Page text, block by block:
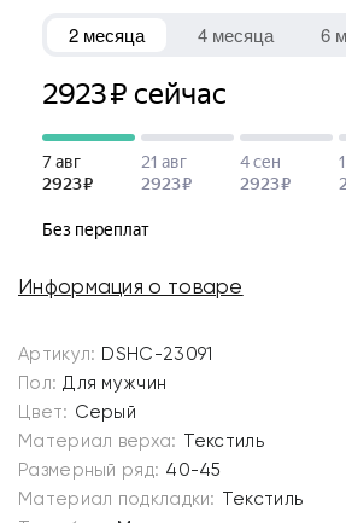
Информация о товаре
Артикул: DSHC-23091
Пол: Для мужчин
Цвет: Серый
Материал верха: Текстиль
Размерный ряд: 40-45
Материал подкладки: Текстиль